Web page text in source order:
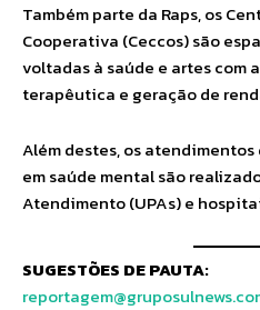
Também parte da Raps, os
Cooperativa (Ceccos) são
voltadas à saúde e artes com
terapêutica e geração de
Além destes, os
em saúde mental são
Atendimento (UPAs) e
SUGESTÕES DE PAUTA: